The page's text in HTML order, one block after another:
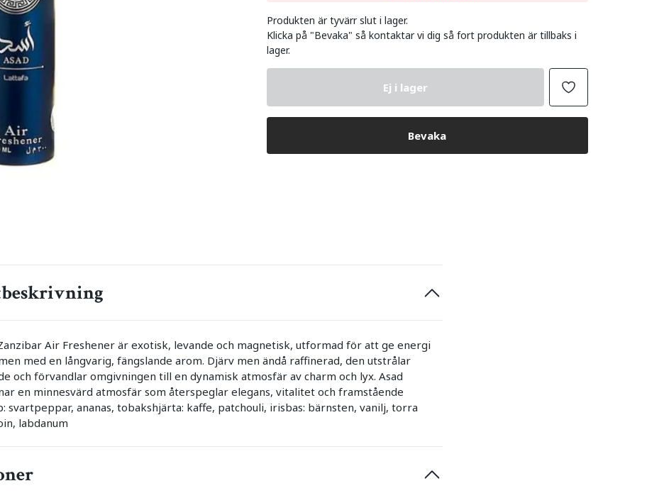
Produkten är tyvärr slut i lager.
Klicka på "Bevaka" så kontaktar vi dig så fort produkten är tillbaks i
lager.
Ej i lager
Bevaka
Air Freshener är exotisk, levande och magnetisk, utformad för att ge energi
med en långvarig, fängslande arom. Djärv men ändå raffinerad, den utstrålar
och förvandlar omgivningen till en dynamisk atmosfär av charm och lyx. Asad
en minnesvärd atmosfär som återspeglar elegans, vitalitet och framstående
svartpeppar, ananas, tobakshjärta: kaffe, patchouli, irisbas: bärnsten, vanilj, torra
labdanum